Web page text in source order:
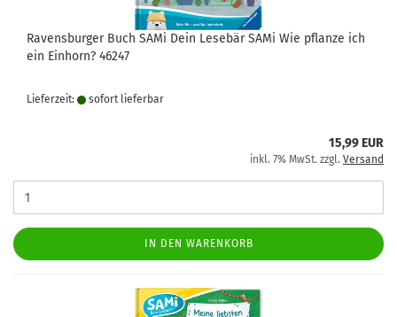
Ravensburger Buch SAMi Dein Lesebär SAMi Wie pflanze ich
ein Einhorn? 46247
Lieferzeit: sofort lie­fer­bar
15,99 EUR
inkl. 7% MwSt. zzgl. Versand
IN DEN WARENKORB